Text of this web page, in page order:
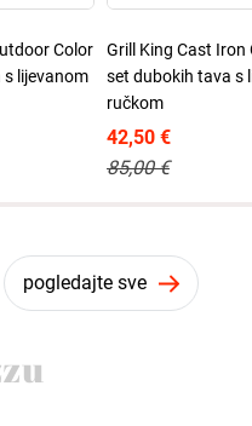
Color
lijevanom
Grill King Cast Iron
set dubokih tava s
ručkom
42,50 €
85,00 €
pogledajte sve